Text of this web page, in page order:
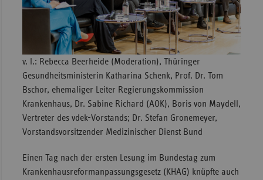
v. l.: Rebecca Beerheide (Moderation), Thüringer
Gesundheitsministerin Katharina Schenk, Prof. Dr. Tom
Bschor, ehemaliger Leiter Regierungskommission
Krankenhaus, Dr. Sabine Richard (AOK), Boris von Maydell,
Vertreter des vdek-Vorstands; Dr. Stefan Gronemeyer,
Vorstandsvorsitzender Medizinischer Dienst Bund
Einen Tag nach der ersten Lesung im Bundestag zum
Krankenhausreformanpassungsgesetz (KHAG) knüpfte auch